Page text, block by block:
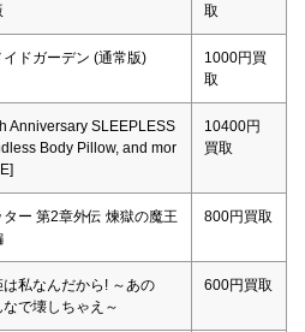
取
ドガーデン (通常版)
1000円買
取
Anniversary SLEEPLESS
Body Pillow, and mor
10400円
買取
ー 第2章外伝 煉獄の魔王
800円買取
私なんだから! ～あの
で壊しちゃえ～
600円買取